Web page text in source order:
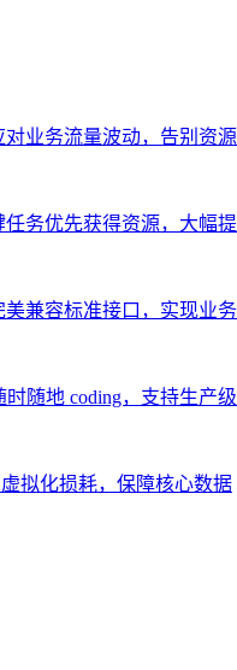
业务流量波动，告别资源
务优先获得资源，大幅提
兼容标准接口，实现业务
随地 coding，支持生产级
拟化损耗，保障核心数据